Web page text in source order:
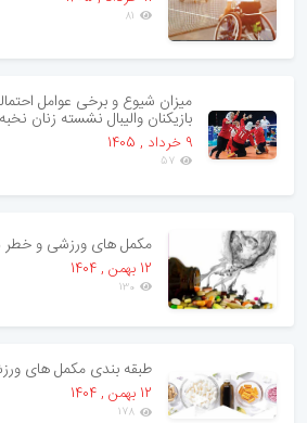
81
میزان شیوع و برخی عوامل
بازیکنان والیبال نشسته زنان
9 خرداد , 1405
57
مکمل های ورزشی و خطر
12 بهمن , 1404
130
طبقه بندی مکمل های
12 بهمن , 1404
178